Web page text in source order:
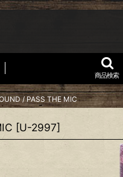
商品検索
/ PASS THE MIC
[U-2997]